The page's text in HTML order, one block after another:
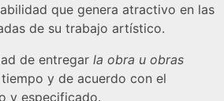
que genera atractivo en las
de su trabajo artístico.
de entregar la obra u obras
y de acuerdo con el
y especificado.